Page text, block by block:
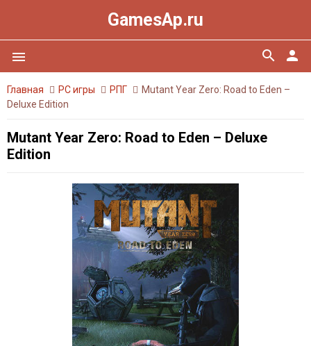
GamesAp.ru
menu person
search
Главная PC игры РПГ
Mutant Year Zero: Road to Eden –
Deluxe Edition
Mutant Year Zero: Road to Eden – Deluxe
Edition